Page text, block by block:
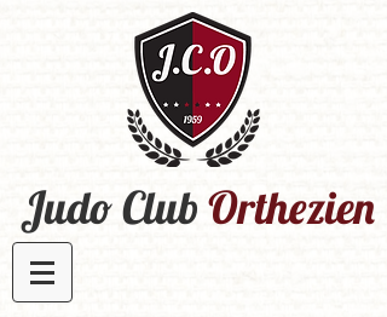
Judo ClubOrthezien​